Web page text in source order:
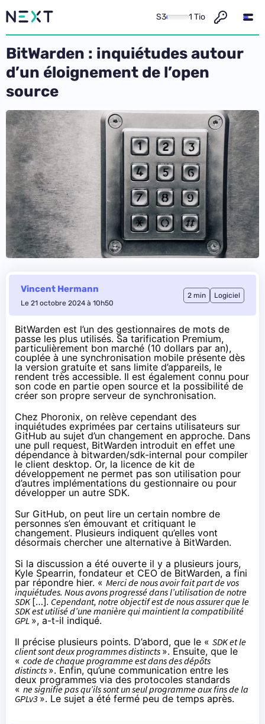
S3 1 Tio
BitWarden : inquiétudes autour
d’un éloignement de l’open
source
Vincent Hermann
Le 21 octobre 2024 à 10h50
2 min Logiciel
BitWarden est l’un des gestionnaires de mots de
passe les plus utilisés. Sa tarification Premium,
particulièrement bon marché (10 dollars par an),
couplée à une synchronisation mobile présente dès
la version gratuite et sans limite d’appareils, le
rendent très accessible. Il est également connu pour
son code en partie open source et la possibilité de
créer son propre serveur de synchronisation.
Chez Phoronix, on relève cependant des
inquiétudes exprimées par certains utilisateurs sur
GitHub au sujet d’un changement en approche. Dans
une pull request, BitWarden introduit en effet une
dépendance à bitwarden/sdk-internal pour compiler
le client desktop. Or, la licence de kit de
développement ne permet pas son utilisation pour
d’autres implémentations du gestionnaire ou pour
développer un autre SDK.
Sur GitHub, on peut lire un certain nombre de
personnes s’en émouvant et critiquant le
changement. Plusieurs indiquent qu’elles vont
désormais chercher une alternative à BitWarden.
Si la discussion a été ouverte il y a plusieurs jours,
Kyle Spearrin, fondateur et CEO de BitWarden, a fini
par répondre hier. « Merci de nous avoir fait part de vos
inquiétudes. Nous avons progressé dans l’utilisation de notre
SDK[…]. Cependant, notre objectif est de nous assurer que le
SDK est utilisé d’une manière qui maintient la compatibilité
GPL », a-t-il indiqué.
Il précise plusieurs points. D’abord, que le « SDK et le
client sont deux programmes distincts ». Ensuite, que le
« code de chaque programme est dans des dépôts
distincts ». Enfin, qu’une communication entre les
deux programmes via des protocoles standards
« ne signifie pas qu’ils sont un seul programme aux fins de la
GPLv3 ». Le sujet a été fermé peu de temps après.